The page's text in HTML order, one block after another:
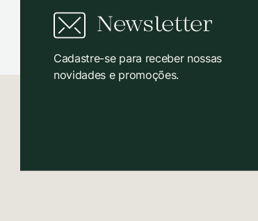
Newsletter
Cadastre-se para receber nossas
novidades e promoções.